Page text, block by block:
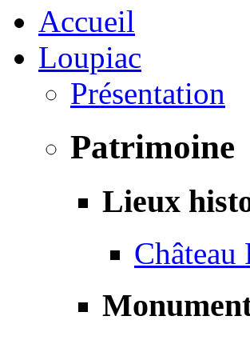
Accueil
Loupiac
Présentation
Patrimoine
Lieux
Château